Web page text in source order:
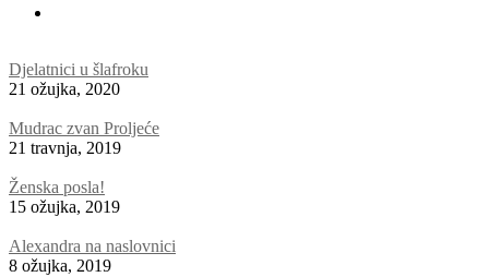
Djelatnici u šlafroku
21 ožujka, 2020
Mudrac zvan Proljeće
21 travnja, 2019
Ženska posla!
15 ožujka, 2019
Alexandra na naslovnici
8 ožujka, 2019